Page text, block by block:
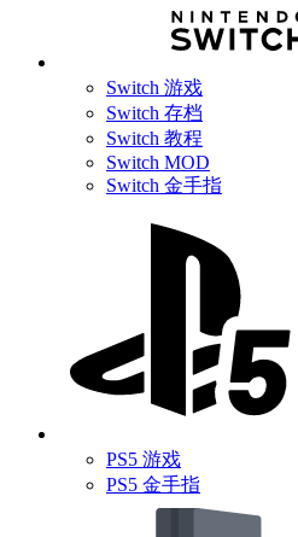
Switch 游戏
Switch 存档
Switch 教程
Switch MOD
Switch 金手指
PS5 游戏
PS5 金手指